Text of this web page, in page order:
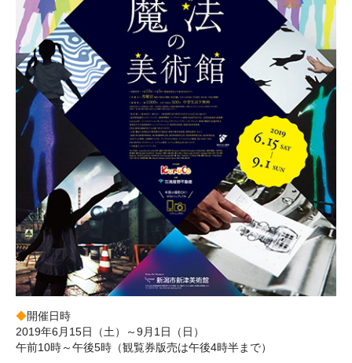
◆開催日時
2019年6月15日（土）～9月1日（日）
午前10時～午後5時（観覧券版売は午後4時半まで）